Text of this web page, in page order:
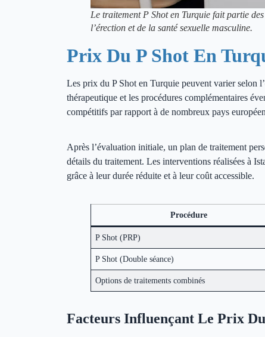
Le traitement P Shot en Turquie fait partie
l’érection et de la santé sexuelle masculine.
Prix Du P Shot En
Les prix du P Shot en Turquie peuvent varier selon
thérapeutique et les procédures complémentaires
compétitifs par rapport à de nombreux pays
Après l’évaluation initiale, un plan de traitement
détails du traitement. Les interventions réalisées à
grâce à leur durée réduite et à leur coût accessible.
Procédure
P Shot (PRP)
P Shot (Double séance)
Options de traitements combinés
Facteurs Influençant Le Prix